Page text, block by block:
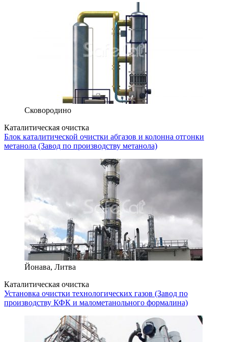
Сковородино
Каталитическая очистка
Блок каталитической очистки абгазов и колонна отгонки
метанола (Завод по производству метанола)
Йонава, Литва
Каталитическая очистка
Установка очистки технологических газов (Завод по
производству КФК и малометанольного формалина)